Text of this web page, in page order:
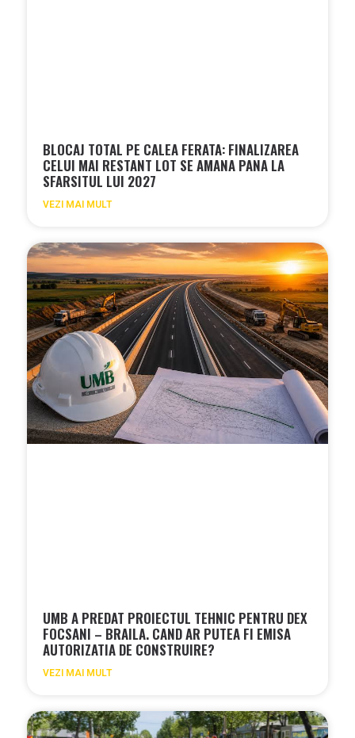
BLOCAJ TOTAL PE CALEA FERATA: FINALIZAREA
CELUI MAI RESTANT LOT SE AMANA PANA LA
SFARSITUL LUI 2027
VEZI MAI MULT
UMB A PREDAT PROIECTUL TEHNIC PENTRU DEX
FOCSANI – BRAILA. CAND AR PUTEA FI EMISA
AUTORIZATIA DE CONSTRUIRE?
VEZI MAI MULT